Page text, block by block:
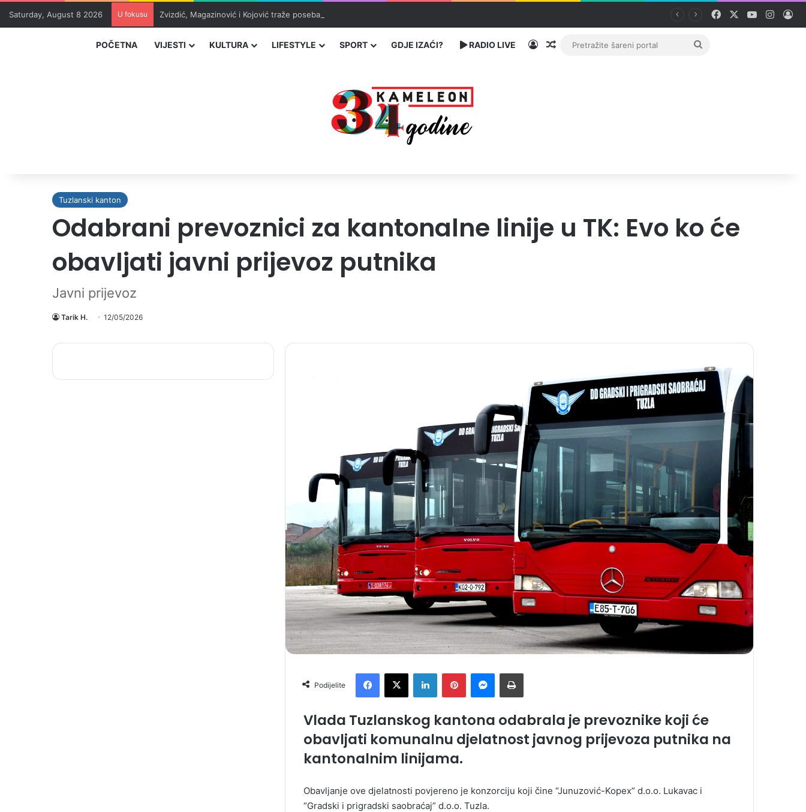
Saturday, August 8 2026 U fokusu Zvizdić, Magazinović i Kojović traže poseban status za Memorijalni centar Srebrenica Facebook YouTube
POČETNA VIJESTI KULTURA LIFESTYLE SPORT GDJE IZAĆI? RADIO LIVE PrijavaRandom članak
Pretražite
Tuzlanski kanton
Odabrani prevoznici za kantonalne linije u TK: Evo ko će
obavljati javni prijevoz putnika
Javni prijevoz
Tarik H. 12/05/2026
Podijelite
Vlada Tuzlanskog kantona odabrala je prevoznike koji će
obavljati komunalnu djelatnost javnog prijevoza putnika na
kantonalnim linijama.
Obavljanje ove djelatnosti povjereno je konzorciju koji čine “Junuzović-Kopex” d.o.o. Lukavac i
“Gradski i prigradski saobraćaj” d.o.o. Tuzla.